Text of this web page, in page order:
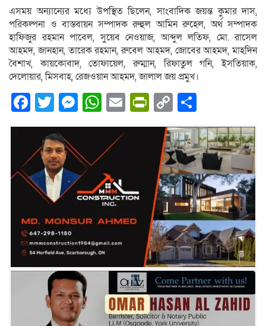
এসময় অন্যান্যের মধ্যে উপস্থিত ছিলেন, সাংবাদিক জয়ন্ত কুমার দাস,
পরিকল্পনা ও বাস্তবায়ন সম্পাদক রুহুল আমিন রুহেল, অর্থ সম্পাদক
হাফিজুর রহমান পাবেল, সুয়েব নেওয়াজ, আব্দুল লতিফ, মো. রাসেল
আহমদ, জানহান, তারেক রহমান, রুবেল আহমদ, জোবের আহমদ, মাহদিন
বৈশাখ, কায়কোবাদ, তোফায়েল, রুম্মান, রিফাতুল গনি, ইসতিয়াক,
দেলোয়ার, মিসবাহ, রেজওয়ান আহমদ, জালাল জয় প্রমুখ।
Facebook
Twitter
Messenger
WhatsApp
EmailPrintFriendly
Copy
Link